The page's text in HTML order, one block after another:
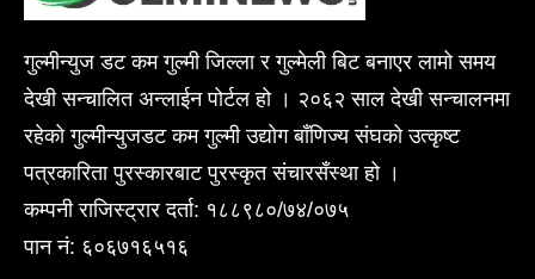
गुल्मीन्युज डट कम गुल्मी जिल्ला र गुल्मेली बिट बनाएर लामो समय
देखी सन्चालित अन्लाईन पोर्टल हो । २०६२ साल देखी सन्चालनमा
रहेको गुल्मीन्युजडट कम गुल्मी उद्योग बाँणिज्य संघको उत्कृष्ट
पत्रकारिता पुरस्कारबाट पुरस्कृत संचारसँस्था हो ।
कम्पनी राजिस्ट्रार दर्ता: १८८९८०/७४/०७५
पान नं: ६०६७१६५१६